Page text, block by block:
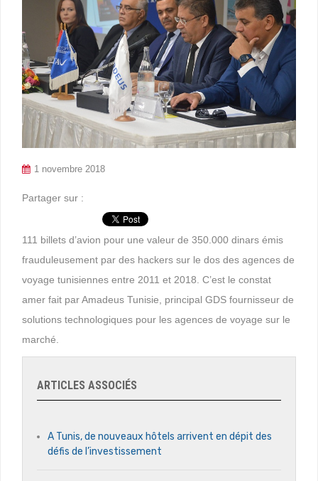
1 novembre 2018
Partager sur :
111 billets d’avion pour une valeur de 350.000 dinars émis
frauduleusement par des hackers sur le dos des agences de
voyage tunisiennes entre 2011 et 2018. C’est le constat
amer fait par Amadeus Tunisie, principal GDS fournisseur de
solutions technologiques pour les agences de voyage sur le
marché.
ARTICLES ASSOCIÉS
A Tunis, de nouveaux hôtels arrivent en dépit des
défis de l’investissement